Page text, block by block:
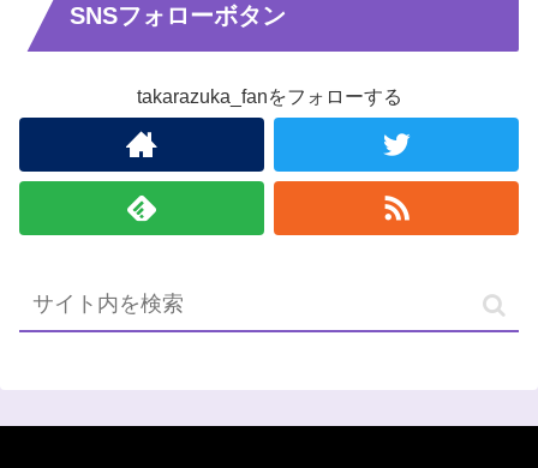
SNSフォローボタン
takarazuka_fanをフォローする